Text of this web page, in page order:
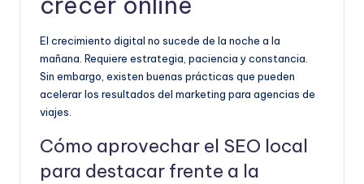
El crecimiento digital no sucede de la noche a la
mañana. Requiere estrategia, paciencia y constancia.
Sin embargo, existen buenas prácticas que pueden
acelerar los resultados del marketing para agencias de
viajes.
Cómo aprovechar el SEO local
para destacar frente a la